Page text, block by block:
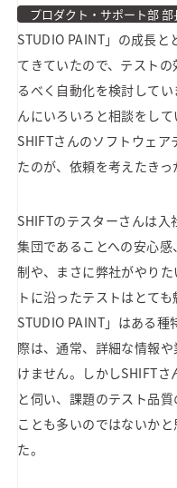
プロダクト・サポート部
STUDIO PAINT」の成長
てきていたので、テスト
るべく自動化を検討して
んにいろいろと相談をして
SHIFTさんのソフトウェ
たのが、依頼を考えたきっ
SHIFTのテスターさんは
集団であることへの安心
制や、まさに弊社がやり
トに沿ったテストはとて
STUDIO PAINT」はある
際は、通常、詳細な情報
けません。しかしSHIFT
と伺い、課題のテスト品
ことも多いのではないか
た。